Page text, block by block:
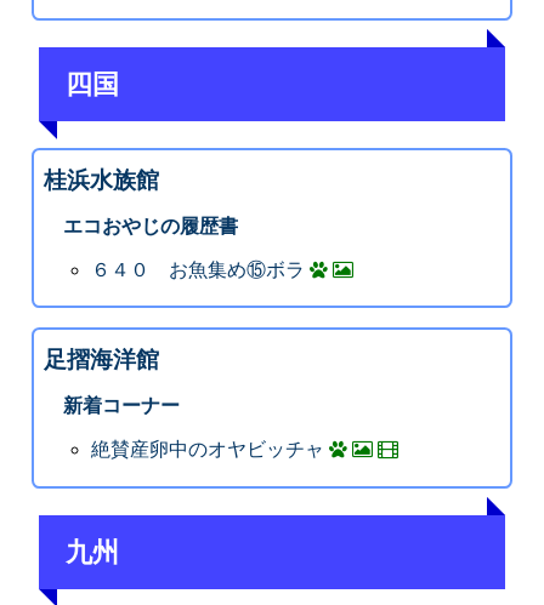
四国
桂浜水族館
エコおやじの履歴書
６４０ お魚集め⑮ボラ
足摺海洋館
新着コーナー
絶賛産卵中のオヤビッチャ
九州